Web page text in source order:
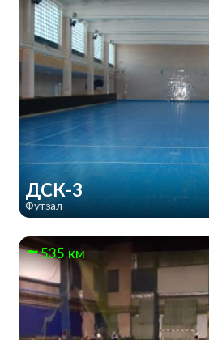
ДСК-3
Футзал
535 км